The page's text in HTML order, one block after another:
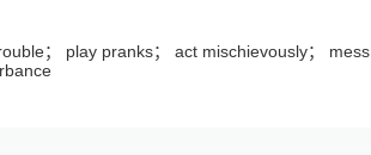
； play pranks； act mischievously； mess